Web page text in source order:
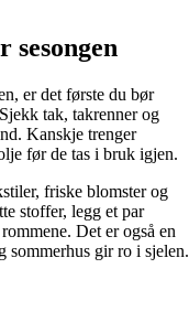
er det første du bør
tak, takrenner og
Kanskje trenger
før de tas i bruk igjen.
friske blomster og
stoffer, legg et par
Det er også en
gir ro i sjelen.